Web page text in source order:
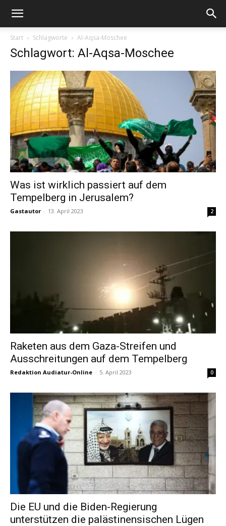
Start Schlagworte Al-Aqsa-Moschee
Schlagwort: Al-Aqsa-Moschee
Was ist wirklich passiert auf dem
Tempelberg in Jerusalem?
Gastautor - 13. April 2023 2
Raketen aus dem Gaza-Streifen und
Ausschreitungen auf dem Tempelberg
Redaktion Audiatur-Online - 5. April 2023 0
Die EU und die Biden-Regierung
unterstützen die palästinensischen Lügen